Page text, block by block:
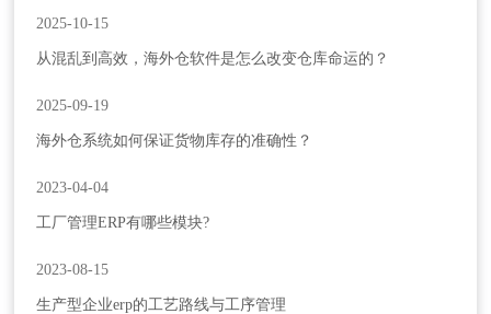
2025-10-15
从混乱到高效，海外仓软件是怎么改变仓库命运的？
2025-09-19
海外仓系统如何保证货物库存的准确性？
2023-04-04
工厂管理ERP有哪些模块?
2023-08-15
生产型企业erp的工艺路线与工序管理